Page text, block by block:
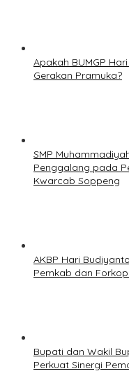
Apakah BUMGP
Gerakan Pramuka?
SMP
Penggalang pada
Kwarcab Soppeng
AKBP Hari
Pemkab dan
Bupati dan Wakil
Perkuat Sinergi